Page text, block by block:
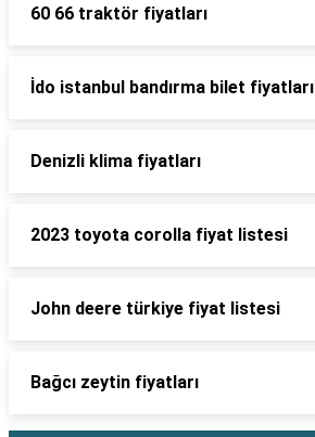
60 66 traktör fiyatları
İdo istanbul bandırma bilet fiyatları
Denizli klima fiyatları
2023 toyota corolla fiyat listesi
John deere türkiye fiyat listesi
Bağcı zeytin fiyatları